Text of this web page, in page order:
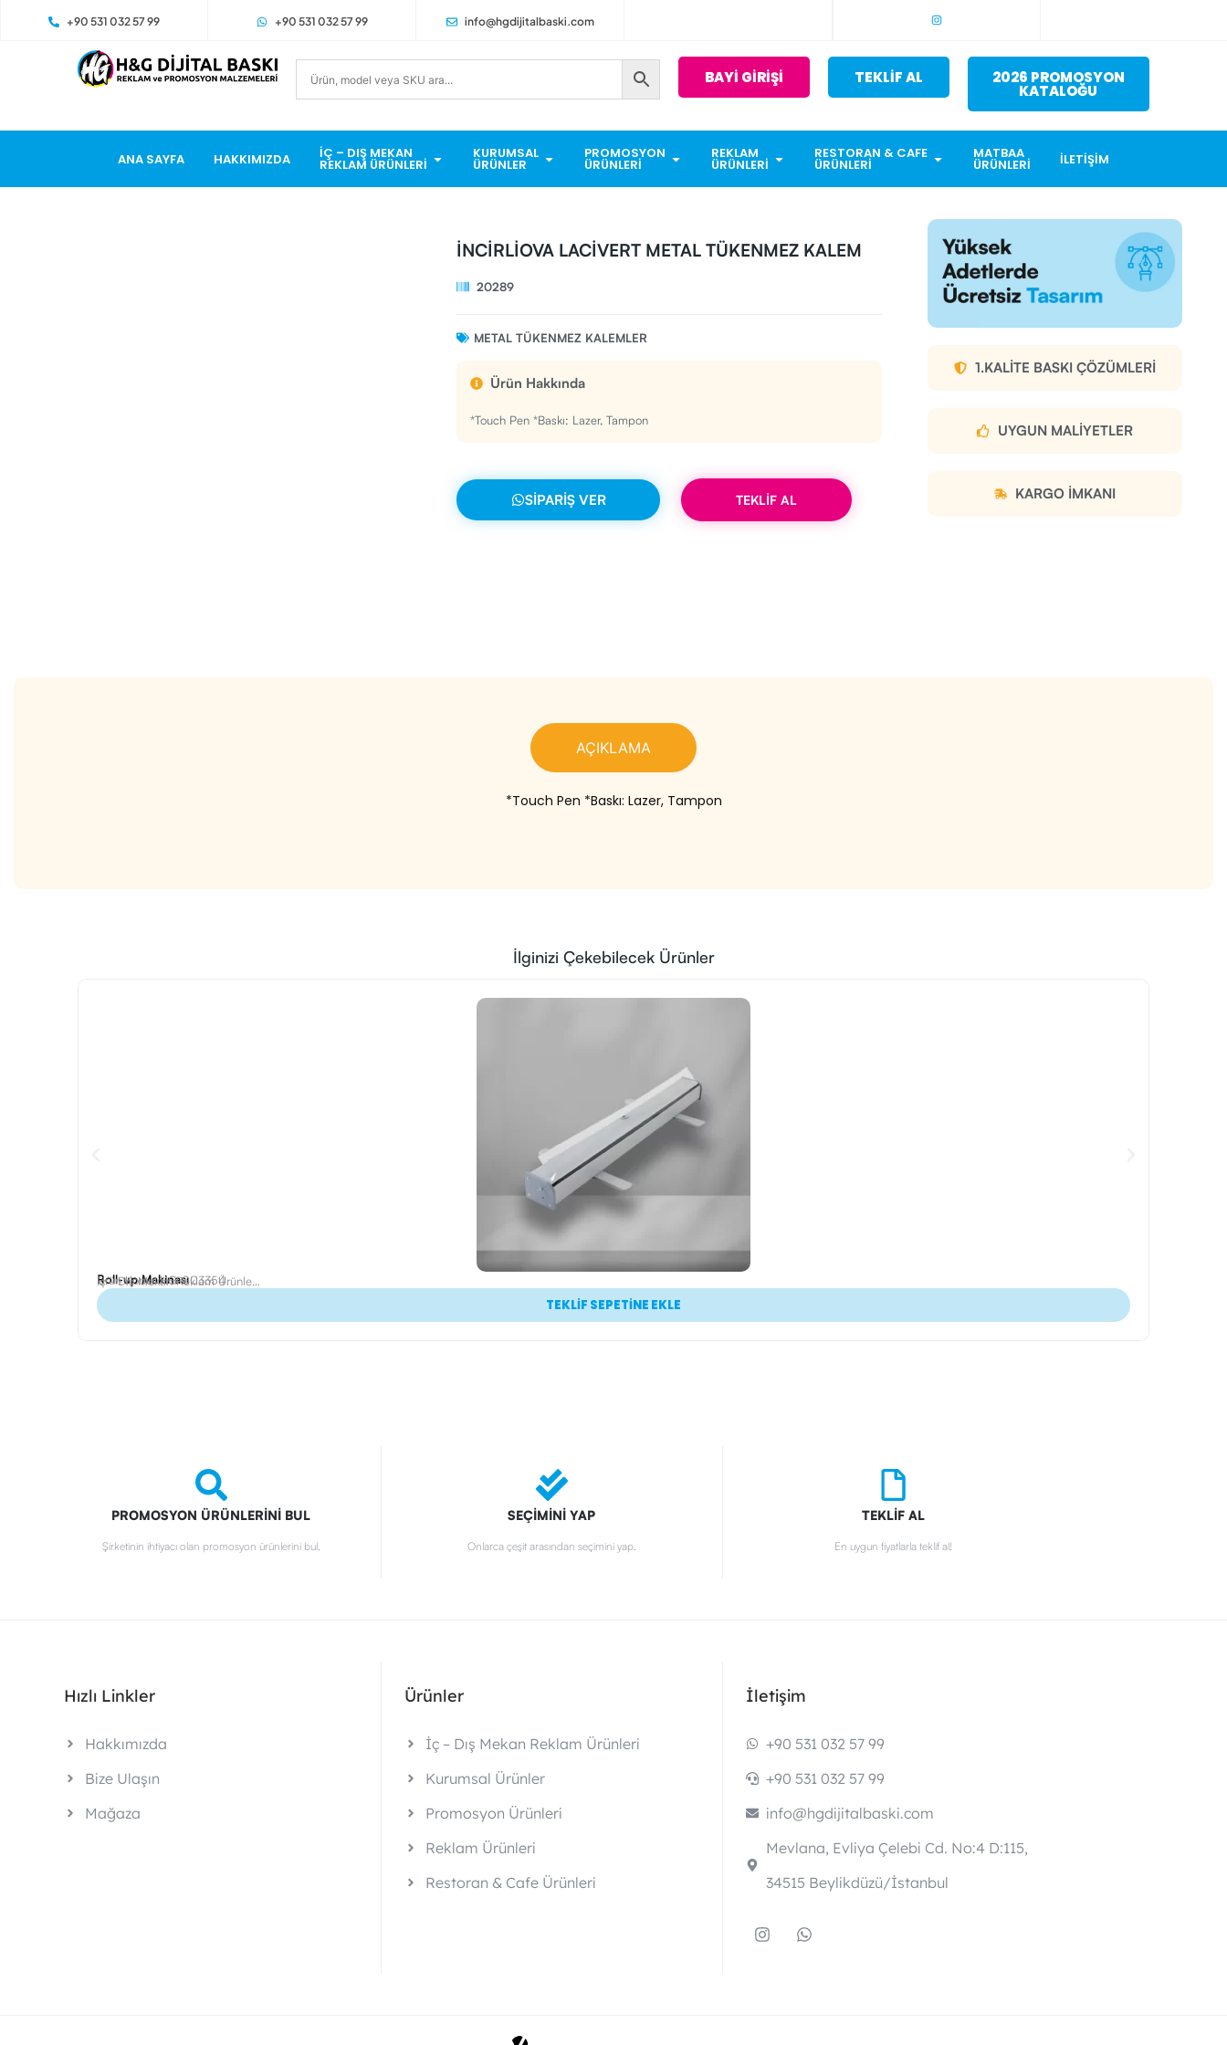
+90 531 032 57 99 +90 531 032 57 99 info@hgdijitalbaski.com
BAYİ GİRİŞİ TEKLİF AL 2026 PROMOSYON
KATALOĞU
ANA SAYFA HAKKIMIZDA İÇ – DIŞ MEKAN
REKLAM ÜRÜNLERI
KURUMSAL
ÜRÜNLER
PROMOSYON
ÜRÜNLERI
REKLAM
ÜRÜNLERI
RESTORAN & CAFE
ÜRÜNLERI
MATBAA
ÜRÜNLERI İLETIŞIM
İNCİRLİOVA LACİVERT METAL TÜKENMEZ KALEM
20289
METAL TÜKENMEZ KALEMLER
Ürün Hakkında
*Touch Pen *Baskı: Lazer, Tampon
SIPARIŞ VER TEKLİF AL
1.KALITE BASKI ÇÖZÜMLERI
UYGUN MALIYETLER
KARGO IMKANI
AÇIKLAMA
*Touch Pen *Baskı: Lazer, Tampon
İlginizi Çekebilecek Ürünler
Roll-up Makinası
Ürün Kodu: HG-003354 İç - Dış Mekan Reklam Ürünleri,
TEKLİF SEPETİNE EKLE
PROMOSYON ÜRÜNLERİNİ BUL
Şirketinin ihtiyacı olan promosyon ürünlerini bul.
SEÇİMİNİ YAP
Onlarca çeşit arasından seçimini yap.
TEKLİF AL
En uygun fiyatlarla teklif al!
Hızlı Linkler
Hakkımızda
Bize Ulaşın
Mağaza
Ürünler
İç – Dış Mekan Reklam Ürünleri
Kurumsal Ürünler
Promosyon Ürünleri
Reklam Ürünleri
Restoran & Cafe Ürünleri
İletişim
+90 531 032 57 99
+90 531 032 57 99
info@hgdijitalbaski.com
Mevlana, Evliya Çelebi Cd. No:4 D:115,
34515 Beylikdüzü/İstanbul